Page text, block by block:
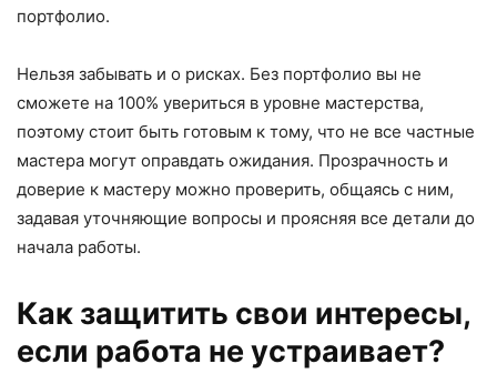
портфолио.
Нельзя забывать и о рисках. Без портфолио вы не
сможете на 100% увериться в уровне мастерства,
поэтому стоит быть готовым к тому, что не все частные
мастера могут оправдать ожидания. Прозрачность и
доверие к мастеру можно проверить, общаясь с ним,
задавая уточняющие вопросы и проясняя все детали до
начала работы.
Как защитить свои интересы,
если работа не устраивает?